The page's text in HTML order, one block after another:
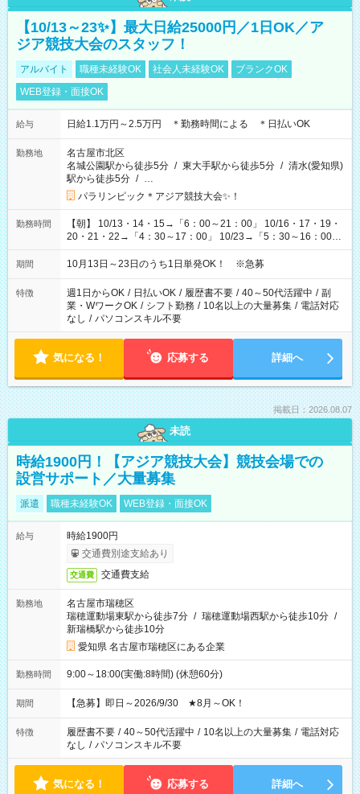
【10/13～23✨】最大日給25000円／1日OK／ア
ジア競技大会のスタッフ！
アルバイト 職種未経験OK 社会人未経験OK
ブランクOK
WEB登録・面接OK
給与 日給1.1万円～2.5万円 ＊勤務時間による ＊日払いOK
勤務地
名古屋市北区
名城公園駅から徒歩5分 / 東大手駅から徒歩5分 / 清水(愛知県)
駅から徒歩5分 / …
パラリンピック＊アジア競技大会✨！
勤務時間
【朝】 10/13・14・15→「6：00～21：00」 10/16・17・19・
20・21・22→「4：30～17：00」 10/23→「5：30～16：00」
【夕方】 10/16・17・19～21→「17：00～26：00」
10/22→「17：00～24：30」 10/23→「16：00～23：00」 ＊
け、夕方だけ、などもOKです！
期間 10月13日～23日のうち1日単発OK！ ※急募
特徴 週1日からOK / 日払いOK / 履歴書不要 / 40～50代活躍中 / 副
業・WワークOK / シフト勤務 / 10名以上の大量募集 / 電話対応
なし / パソコンスキル不要
気になる！ 応募する 詳細へ
掲載日：2026.08.07
未読
時給1900円！【アジア競技大会】競技会場での
設営サポート／大量募集
派遣 職種未経験OK WEB登録・面接OK
給与
時給1900円
交通費別途支給あり
交通費 交通費支給
勤務地
名古屋市瑞穂区
瑞穂運動場東駅から徒歩7分 / 瑞穂運動場西駅から徒歩10分 /
新瑞橋駅から徒歩10分
愛知県 名古屋市瑞穂区にある企業
勤務時間 9:00～18:00(実働:8時間) (休憩60分)
期間 【急募】即日～2026/9/30 ★8月～OK！
特徴 履歴書不要 / 40～50代活躍中 / 10名以上の大量募集 / 電話対応
なし / パソコンスキル不要
気になる！ 応募する 詳細へ